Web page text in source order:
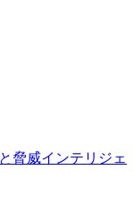
脅威インテリジェ